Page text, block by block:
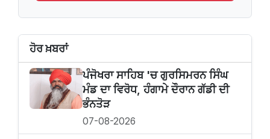
ਹੋਰ ਖ਼ਬਰਾਂ
ਪੰਜੋਖਰਾ ਸਾਹਿਬ 'ਚ ਗੁਰਸਿਮਰਨ ਸਿੰਘ
ਮੰਡ ਦਾ ਵਿਰੋਧ, ਹੰਗਾਮੇ ਦੌਰਾਨ ਗੱਡੀ ਦੀ
ਭੰਨਤੋੜ
07-08-2026